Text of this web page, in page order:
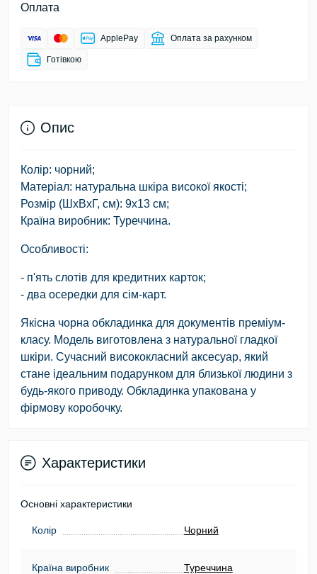
Оплата
ApplePay Оплата за рахунком
Готівкою
Опис
Колір: чорний;
Матеріал: натуральна шкіра високої якості;
Розмір (ШхВхГ, см): 9х13 см;
Країна виробник: Туреччина.
Особливості:
- п'ять слотів для кредитних карток;
- два осередки для сім-карт.
Якісна чорна обкладинка для документів преміум-
класу. Модель виготовлена з натуральної гладкої
шкіри. Сучасний висококласний аксесуар, який
стане ідеальним подарунком для близької людини з
будь-якого приводу. Обкладинка упакована у
фірмову коробочку.
Характеристики
Основні характеристики
Колір Чорний
Країна виробник Туреччина